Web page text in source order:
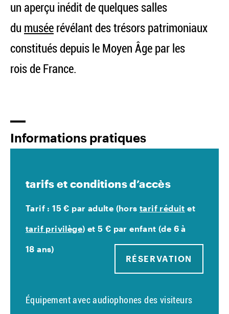
un aperçu inédit de quelques salles
du musée révélant des trésors patrimoniaux
constitués depuis le Moyen Âge par les
rois de France.
Informations pratiques
tarifs et conditions d’accès
Tarif : 15 € par adulte (hors tarif réduit et
tarif privilège) et 5 € par enfant (de 6 à
18 ans)
RÉSERVATION
Équipement avec audiophones des visiteurs